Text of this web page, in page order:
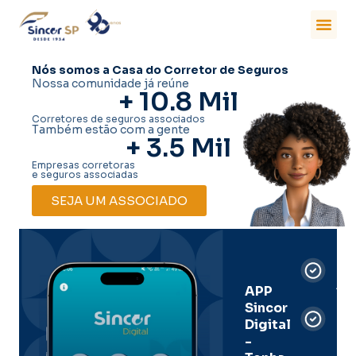
Nós somos a Casa do Corretor de Seguros
Nossa comunidade já reúne
+ 10.8 Mil
Corretores de seguros associados
Também estão com a gente
+ 3.5 Mil
Empresas corretoras
e seguros associadas
SEJA UM ASSOCIADO
APP
Sincor
Digital
-